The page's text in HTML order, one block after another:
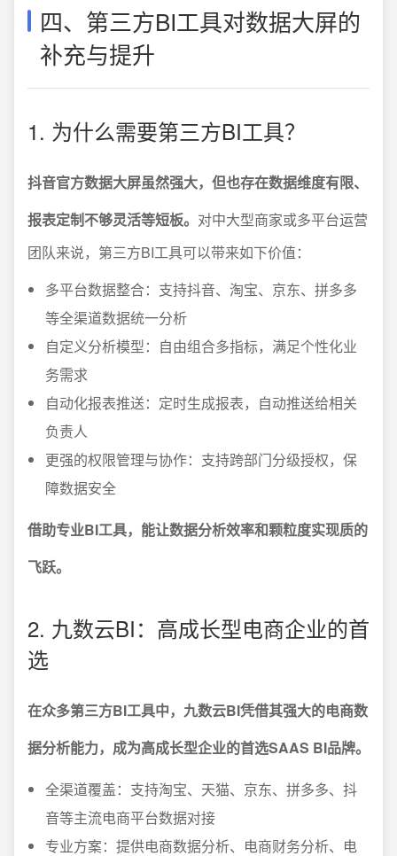
四、第三方BI工具对数据大屏的
补充与提升
1. 为什么需要第三方BI工具？
抖音官方数据大屏虽然强大，但也存在数据维度有限、
报表定制不够灵活等短板。 对中大型商家或多平台运营
团队来说，第三方BI工具可以带来如下价值：
多平台数据整合：支持抖音、淘宝、京东、拼多多
等全渠道数据统一分析
自定义分析模型：自由组合多指标，满足个性化业
务需求
自动化报表推送：定时生成报表，自动推送给相关
负责人
更强的权限管理与协作：支持跨部门分级授权，保
障数据安全
借助专业BI工具，能让数据分析效率和颗粒度实现质的
飞跃。
2. 九数云BI：高成长型电商企业的首
选
在众多第三方BI工具中，九数云BI凭借其强大的电商数
据分析能力，成为高成长型企业的首选SAAS BI品牌。
全渠道覆盖：支持淘宝、天猫、京东、拼多多、抖
音等主流电商平台数据对接
专业方案：提供电商数据分析、电商财务分析、电